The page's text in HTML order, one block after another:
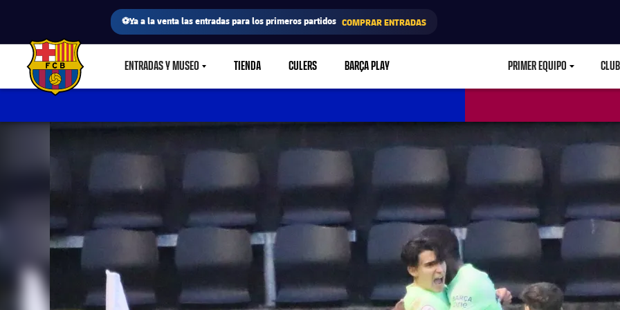
⚽Ya a la venta las entradas para los primeros partidos COMPRAR ENTRADAS
FC Barcelona club badge ENTRADAS Y MUSEOLABEL.SHARE.CARETDOWN
TIENDA CULERS BARÇA PLAY PRIMER EQUIPO CLUB